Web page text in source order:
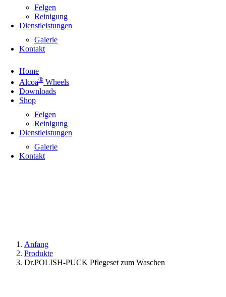
Felgen
Reinigung
Dienstleistungen
Galerie
Kontakt
Home
Alcoa® Wheels
Downloads
Shop
Felgen
Reinigung
Dienstleistungen
Galerie
Kontakt
Anfang
Produkte
Dr.POLISH-PUCK Pflegeset zum Waschen